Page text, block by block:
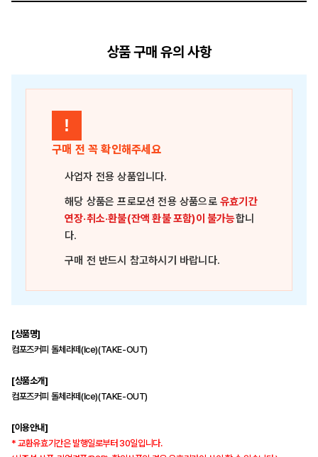
상품 구매 유의 사항
!
구매 전 꼭 확인해주세요
사업자 전용 상품입니다.
해당 상품은프로모션 전용 상품으로유효기간
연장·취소·환불(잔액 환불 포함)이 불가능합니
다.
구매 전 반드시 참고하시기 바랍니다.
[상품명]
컴포즈커피 돌체라떼(Ice)(TAKE-OUT)
[상품소개]
컴포즈커피 돌체라떼(Ice)(TAKE-OUT)
[이용안내]
* 교환유효기간은 발행일로부터 30일입니다.